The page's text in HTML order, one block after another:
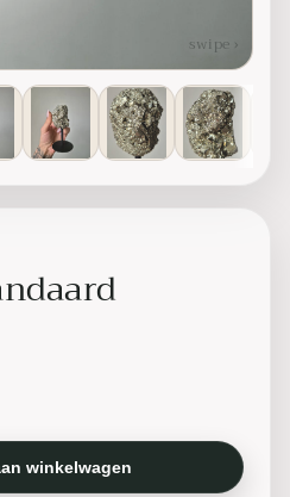
swipe ›
winkelwagen